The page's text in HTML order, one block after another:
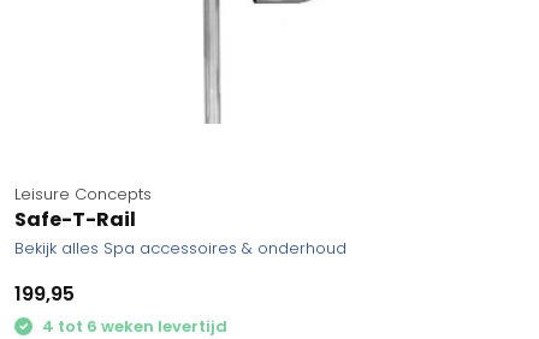
Leisure Concepts
Safe-T-Rail
Bekijk alles Spa accessoires & onderhoud
199,95
4 tot 6 weken levertijd